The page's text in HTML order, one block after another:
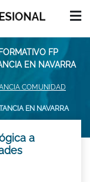
FP
EN NAVARRA
COMUNIDAD
EN NAVARRA
a